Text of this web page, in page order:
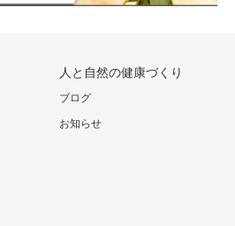
人と自然の健康づくり
ブログ
お知らせ